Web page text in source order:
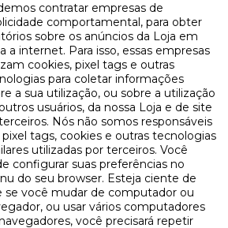
contratar empresas de
comportamental, para obter
sobre os anúncios da Loja em
a internet. Para isso, essas empresas
cookies, pixel tags e outras
para coletar informações
a sua utilização, ou sobre a utilização
usuários, da nossa Loja e de site
Nós não somos responsáveis
tags, cookies e outras tecnologias
utilizadas por terceiros. Você
configurar suas preferências no
do seu browser. Esteja ciente de
se você mudar de computador ou
ou usar vários computadores
você precisará repetir